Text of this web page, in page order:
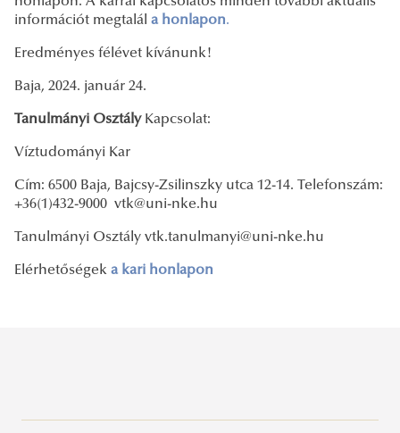
információt megtalál a honlapon.
Eredményes félévet kívánunk!
Baja, 2024. január 24.
Tanulmányi OsztályKapcsolat:
Víztudományi Kar
Cím: 6500 Baja, Bajcsy-Zsilinszky utca 12-14. Telefonszám:
+36(1)432-9000 vtk@uni-nke.hu
Tanulmányi Osztály vtk.tanulmanyi@uni-nke.hu
Elérhetőségek a kari honlapon